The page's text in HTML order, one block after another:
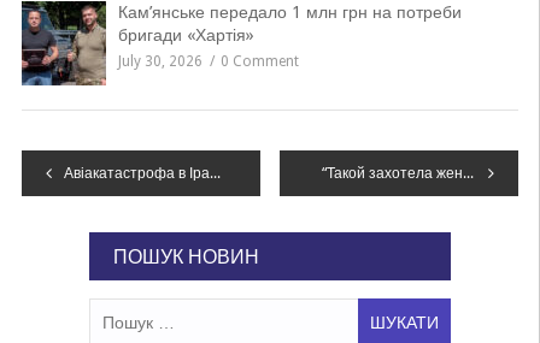
Кам’янське передало 1 млн грн на потреби
бригади «Хартія»
July 30, 2026 0 Comment
Навігація
Авіакатастрофа в Ірані: посольство забрало з повідомлення про аварію слова, що теракт чи атака виключені “Такой захотела жена”: в центре Днепра с праздничной ярмарки двое мужчин украли столик, – ФОТО
ПОШУК НОВИН